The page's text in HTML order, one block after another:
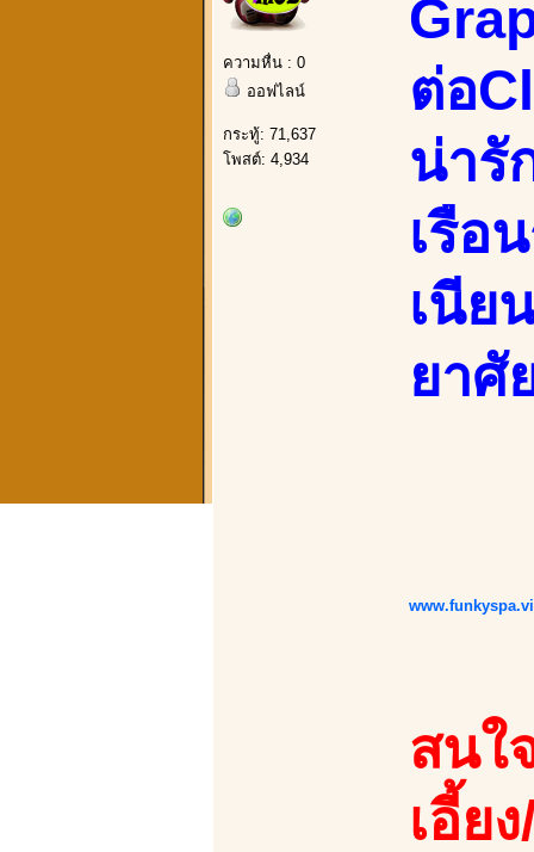
ความหื่น : 0
ออฟไลน์
กระทู้: 71,637
โพสต์: 4,934
ต่อ
น่ารั
เรือ
เนีย
ยาศั
สนใ
เอี้ย